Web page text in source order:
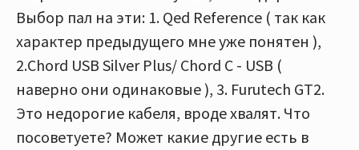
Выбор пал на эти: 1. Qed Reference ( так как
характер предыдущего мне уже понятен ),
2.Chord USB Silver Plus/ Chord C - USB (
наверно они одинаковые ), 3. Furutech GT2.
Это недорогие кабеля, вроде хвалят. Что
посоветуете? Может какие другие есть в